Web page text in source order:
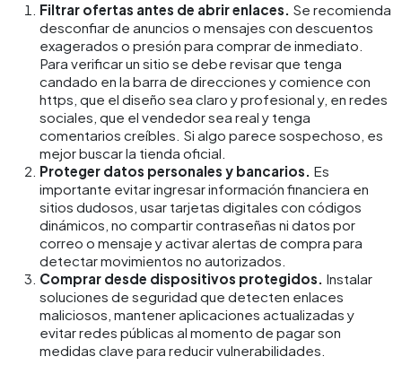
Filtrar ofertas antes de abrir enlaces. Se recomienda
desconfiar de anuncios o mensajes con descuentos
exagerados o presión para comprar de inmediato.
Para verificar un sitio se debe revisar que tenga
candado en la barra de direcciones y comience con
https, que el diseño sea claro y profesional y, en redes
sociales, que el vendedor sea real y tenga
comentarios creíbles. Si algo parece sospechoso, es
mejor buscar la tienda oficial.
Proteger datos personales y bancarios. Es
importante evitar ingresar información financiera en
sitios dudosos, usar tarjetas digitales con códigos
dinámicos, no compartir contraseñas ni datos por
correo o mensaje y activar alertas de compra para
detectar movimientos no autorizados.
Comprar desde dispositivos protegidos. Instalar
soluciones de seguridad que detecten enlaces
maliciosos, mantener aplicaciones actualizadas y
evitar redes públicas al momento de pagar son
medidas clave para reducir vulnerabilidades.